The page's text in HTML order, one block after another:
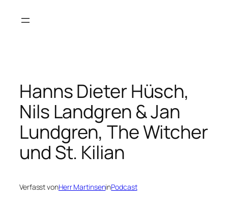
Inhalt
Hanns Dieter Hüsch,
Nils Landgren & Jan
Lundgren, The Witcher
und St. Kilian
Verfasst vonHerr MartinseninPodcast